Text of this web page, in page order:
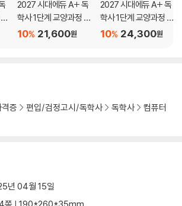
설
설
요약집
2027 시대에듀 A+ 독
학사 1단계 교양과정 심
리학개론 한권합격+무
21,600원
10%
2027 시대에듀 A+ 독
학사 1단계 교양과정 영
어 한권합격+무료특강
24,300원
10%
증 편입/검정고시/독학사 독학사
컴퓨터
년 04월 15일